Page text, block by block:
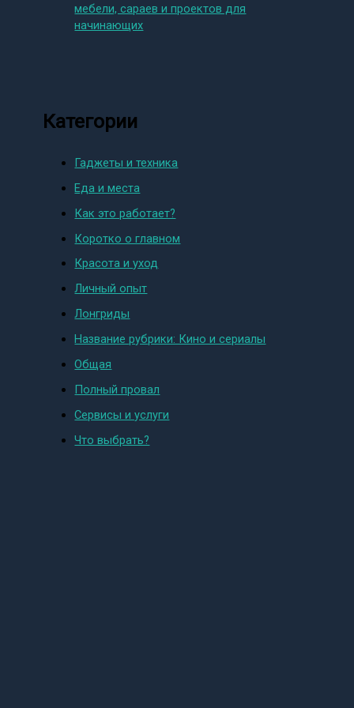
мебели, сараев и проектов для
начинающих
Категории
Гаджеты и техника
Еда и места
Как это работает?
Коротко о главном
Красота и уход
Личный опыт
Лонгриды
Название рубрики: Кино и сериалы
Общая
Полный провал
Сервисы и услуги
Что выбрать?